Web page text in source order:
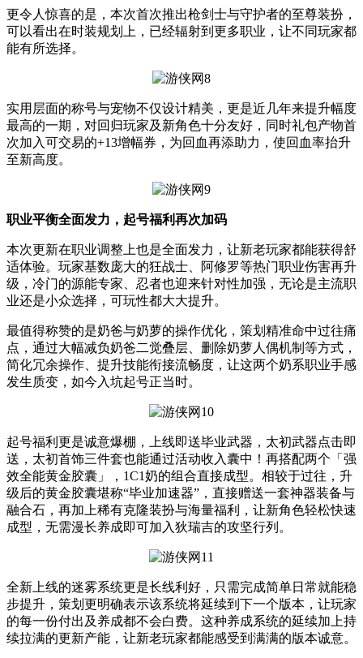
更令人惊喜的是，本次首次推出枪剑士与守护者的至尊装扮，
可以看出在时装规划上，已经辐射到更多职业，让不同玩家都
能有所选择。
实用层面的称号与宠物不仅设计精美，更是近几年来提升幅度
最高的一期，对回归玩家及新角色十分友好，同时礼包产物首
次加入可交易的+13增幅券，为回血再添助力，使回血率抬升
至新高度。
职业平衡全面发力，起号福利再次加码
本次更新在职业调整上也是全面发力，让新老玩家都能获得舒
适体验。玩家基数庞大的狂战士、阿修罗等热门职业伤害再升
级，冷门的源能专家、忍者也迎来针对性加强，无论是主流职
业还是小众选择，可玩性都大大提升。
最值得称赞的是奶爸与奶萝的操作优化，策划精准命中过往痛
点，通过大幅减负奶爸二觉叠层、删除奶萝人偶机制等方式，
简化冗余操作、提升技能衔接流畅度，让这两个奶系职业手感
发生质变，如今入坑起号正当时。
起号福利更是诚意爆棚，上线即送毕业武器，太初武器点击即
送，太初首饰三件套也能通过活动收入囊中！再搭配两个「强
效全能黄金胶囊」，1C1奶的组合直接成型。相较于过往，升
级后的黄金胶囊堪称“毕业加速器”，直接赠送一套神器装备与
融合石，再加上稀有克隆装扮与海量福利，让新角色轻松快速
成型，无需漫长养成即可加入狄瑞吉的攻坚行列。
全新上线的迷雾系统更是长线利好，只需完成简单日常就能稳
步提升，策划更明确表示该系统将延续到下一个版本，让玩家
的每一份付出及养成都不会白费。这种养成系统的延续加上持
续拉满的更新产能，让新老玩家都能感受到满满的版本诚意。